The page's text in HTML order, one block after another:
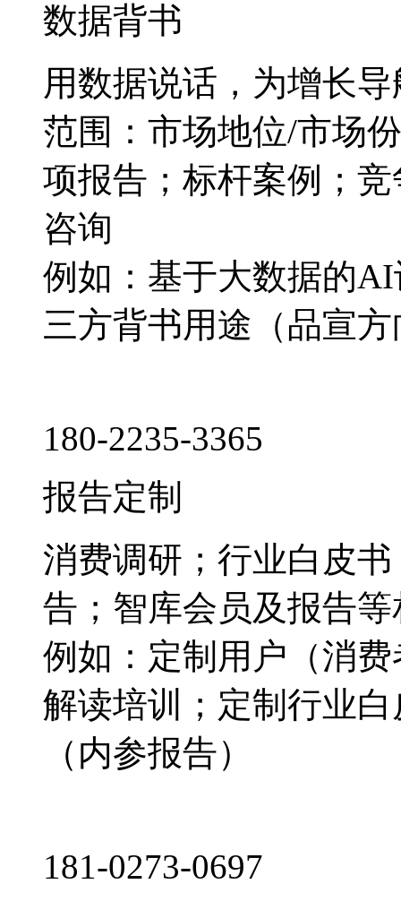
数据背书
用数据说话，为增长导
范围：市场地位/市场
项报告；标杆案例；
咨询
例如：基于大数据的
三方背书用途（品宣
180-2235-3365
报告定制
消费调研；行业白皮
告；智库会员及报告
例如：定制用户（消
解读培训；定制行业
（内参报告）
181-0273-0697